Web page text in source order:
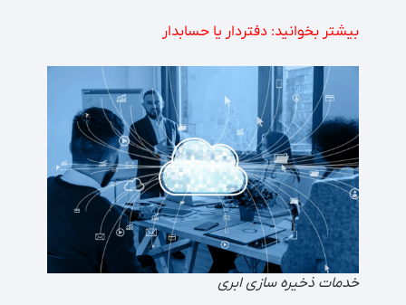
بیشتر بخوانید:دفتردار یا حسابدار
خدمات ذخیره سازی ابری